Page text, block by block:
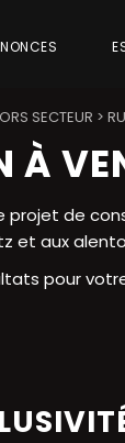
SECTEUR >
À
projet de
et aux
pour